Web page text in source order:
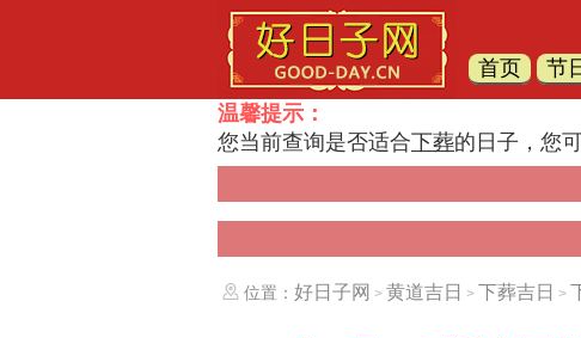
首页 节
温馨提示：
您当前查询是否适合下葬的日子，您
位置： 好日子网 > 黄道吉日 > 下葬吉日 >